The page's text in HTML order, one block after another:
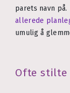
parets navn
allerede
umulig å
Ofte stilte